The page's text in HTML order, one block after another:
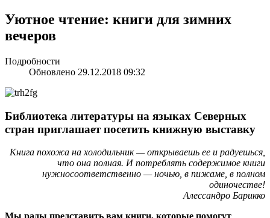
Уютное чтение: книги для зимних
вечеров
Подробности
Обновлено 29.12.2018 09:32
Библиотека литературы на языках Северных
стран приглашает посетить книжную выставку
Книга похожа на холодильник — открываешь ее и радуешься,
что она полная. И потреблять содержимое книги
нужносоответственно — ночью, в пижаме, в полном
одиночестве!
Алессандро Барикко